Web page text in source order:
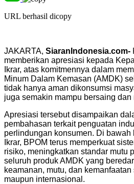
URL berhasil dicopy
JAKARTA, SiaranIndonesia.com-
memberikan apresiasi kepada
Ikrar, atas komitmennya dalam
Minum Dalam Kemasan (AMDK)
tidak hanya aman dikonsumsi
juga semakin mampu bersaing
Apresiasi tersebut disampaikan
pembahasan terkait penguatan
perlindungan konsumen. Di bawah
Ikrar, BPOM terus memperkuat
risiko, meningkatkan standar mutu
seluruh produk AMDK yang
keamanan, mutu, dan
maupun internasional.